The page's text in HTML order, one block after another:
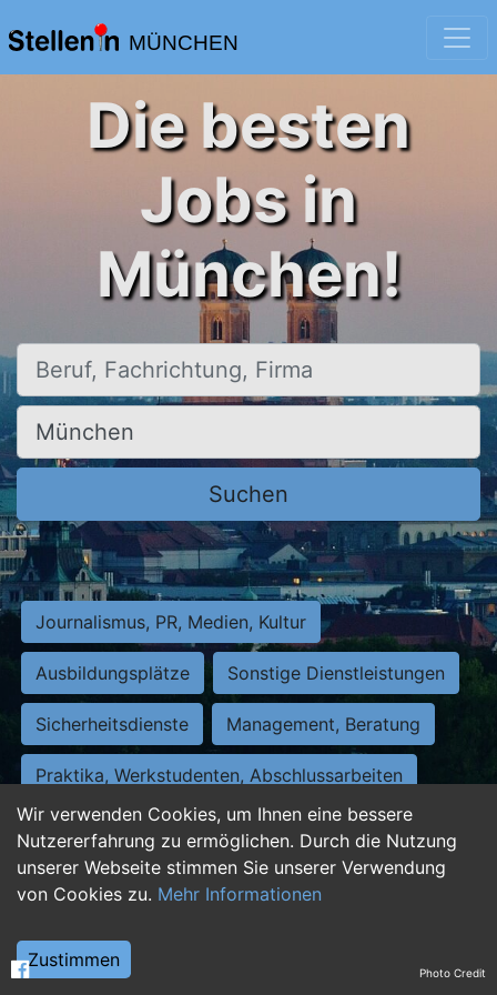
MÜNCHEN
Wir verwenden Cookies, um Ihnen eine bessere
Nutzererfahrung zu ermöglichen. Durch die Nutzung
unserer Webseite stimmen Sie unserer Verwendung
von Cookies zu. Mehr Informationen
Zustimmen
Die besten
Jobs in
München!
Beruf, Fachrichtung, Firma
Ort, Stadt
Suchen
Journalismus, PR, Medien, Kultur
Ausbildungsplätze Sonstige Dienstleistungen
Sicherheitsdienste Management, Beratung
Praktika, Werkstudenten, Abschlussarbeiten
Personalwesen Assistenz, Sekretariat
Hilfskräfte, Aushilfs- und Nebenjobs
Weiterbildung, Studium, duale Ausbildung Photo Credit